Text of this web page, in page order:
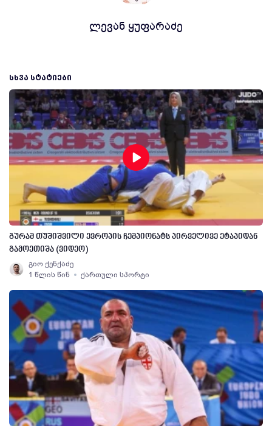
ლევან ყუფარაძე
ᲡᲮᲕᲐ ᲡᲢᲐᲢᲘᲔᲑᲘ
გურამ თუშიშვილი ევროპის ჩემპიონატს პირველივე ეტაპიდან
გამოეთიშა (ვიდეო)
გიო ქენქაძე
1 წლის წინ
ქართული სპორტი